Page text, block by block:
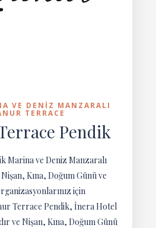
VE DENIZ MANZARALI
TERRACE
Pendik
Marina ve Deniz Manzaralı
Kına, Doğum Günü ve
için
Terrace Pendik, İnera Hotel
ve Nişan, Kına, Doğum Günü